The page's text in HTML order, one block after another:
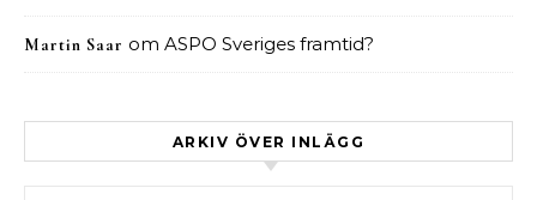
Martin Saar om ASPO Sveriges framtid?
ARKIV ÖVER INLÄGG